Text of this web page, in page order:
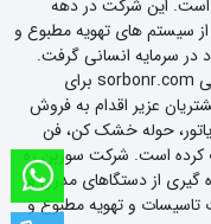
است. این شرکت در دهه
از سیستم های تهویه مطبوع و
سرمایه انسانی گرفت.
همچنین این شرکت با راه اندازی فروشگاه اینترنتی sorbonr.com برای
عزیر اقدام به فروش
حوله خشک کن، فن
کرده است. شرکت سوربن ره
گیری از دستگاهای مدرن و
تاسیسات و تهویه مطبوع و